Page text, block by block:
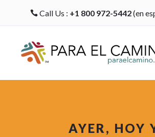
Call Us : +1 800 972-5442(en
AYER, HOY